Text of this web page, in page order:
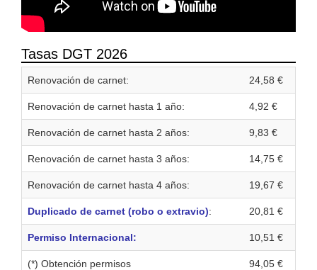
Tasas DGT 2026
Renovación de carnet: 24,58 €
Renovación de carnet hasta 1 año: 4,92 €
Renovación de carnet hasta 2 años: 9,83 €
Renovación de carnet hasta 3 años: 14,75 €
Renovación de carnet hasta 4 años: 19,67 €
Duplicado de carnet (robo o extravio): 20,81 €
Permiso Internacional: 10,51 €
(*) Obtención permisos 94,05 €